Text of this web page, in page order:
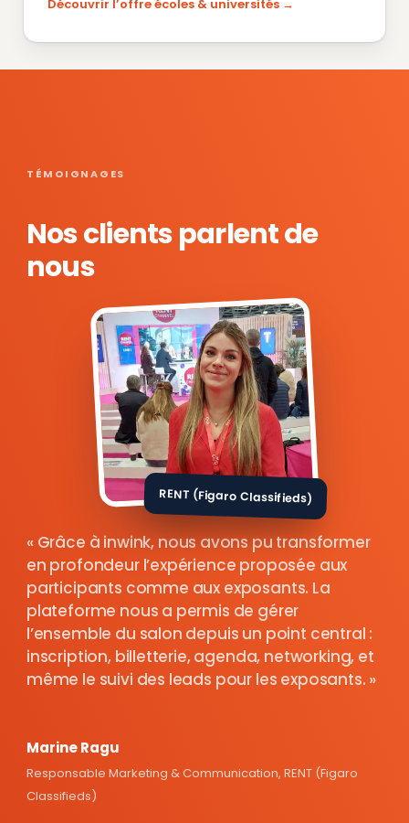
Découvrir l’offre écoles & universités
TÉMOIGNAGES
Nos clients parlent de
nous
RENT (Figaro Classifieds)
Grâce à inwink, nous avons pu transformer
en profondeur l’expérience proposée aux
participants comme aux exposants. La
plateforme nous a permis de gérer
l’ensemble du salon depuis un point central :
inscription, billetterie, agenda, networking, et
même le suivi des leads pour les exposants.
Marine Ragu
Responsable Marketing & Communication, RENT (Figaro
Classifieds)